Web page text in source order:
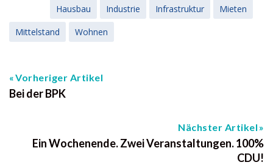
Hausbau
Industrie Infrastruktur
Mieten
Mittelstand
Wohnen
Vorheriger Artikel
Bei der BPK
Nächster Artikel
Ein Wochenende. Zwei Veranstaltungen. 100%
CDU!